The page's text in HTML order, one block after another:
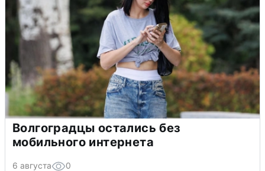
Волгоградцы остались без
мобильного интернета
6 августа 0